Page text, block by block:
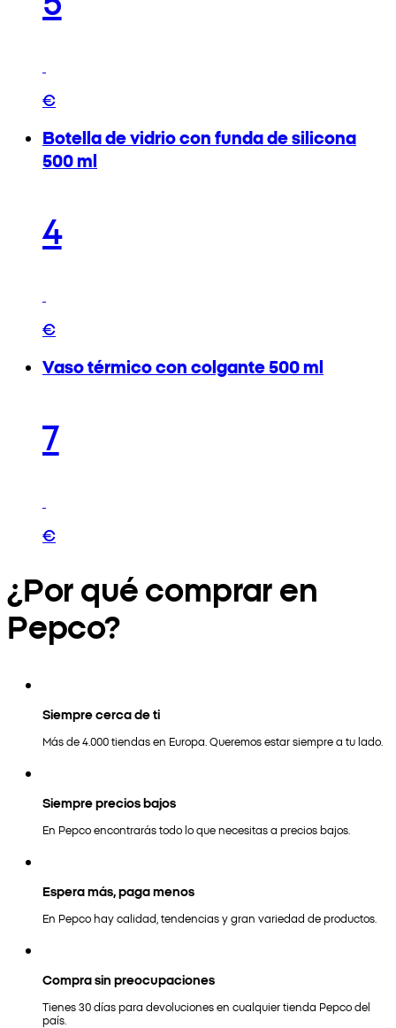
€
Botella de vidrio con funda de silicona
500 ml
4
€
Vaso térmico con colgante 500 ml
7
€
¿Por qué comprar en
Pepco?
Siempre cerca de ti
Más de 4.000 tiendas en Europa. Queremos estar siempre a tu lado.
Siempre precios bajos
En Pepco encontrarás todo lo que necesitas a precios bajos.
Espera más, paga menos
En Pepco hay calidad, tendencias y gran variedad de productos.
Compra sin preocupaciones
Tienes 30 días para devoluciones en cualquier tienda Pepco del
país.